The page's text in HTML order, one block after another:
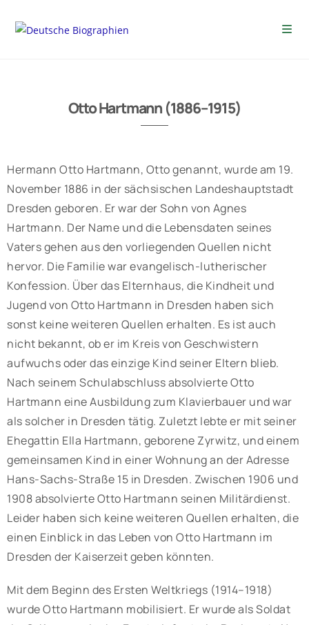
Otto Hartmann (1886–1915)
Hermann Otto Hartmann, Otto genannt, wurde am 19.
November 1886 in der sächsischen Landeshauptstadt
Dresden geboren. Er war der Sohn von Agnes
Hartmann. Der Name und die Lebensdaten seines
Vaters gehen aus den vorliegenden Quellen nicht
hervor. Die Familie war evangelisch-lutherischer
Konfession. Über das Elternhaus, die Kindheit und
Jugend von Otto Hartmann in Dresden haben sich
sonst keine weiteren Quellen erhalten. Es ist auch
nicht bekannt, ob er im Kreis von Geschwistern
aufwuchs oder das einzige Kind seiner Eltern blieb.
Nach seinem Schulabschluss absolvierte Otto
Hartmann eine Ausbildung zum Klavierbauer und war
als solcher in Dresden tätig. Zuletzt lebte er mit seiner
Ehegattin Ella Hartmann, geborene Zyrwitz, und einem
gemeinsamen Kind in einer Wohnung an der Adresse
Hans-Sachs-Straße 15 in Dresden. Zwischen 1906 und
1908 absolvierte Otto Hartmann seinen Militärdienst.
Leider haben sich keine weiteren Quellen erhalten, die
einen Einblick in das Leben von Otto Hartmann im
Dresden der Kaiserzeit geben könnten.
Mit dem Beginn des Ersten Weltkriegs (1914–1918)
wurde Otto Hartmann mobilisiert. Er wurde als Soldat